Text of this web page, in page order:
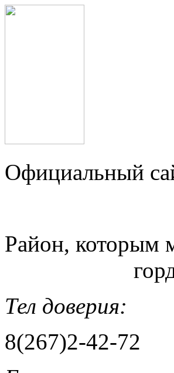
Официальный
Район, которым
Тел доверия:
8(267)2-42-72